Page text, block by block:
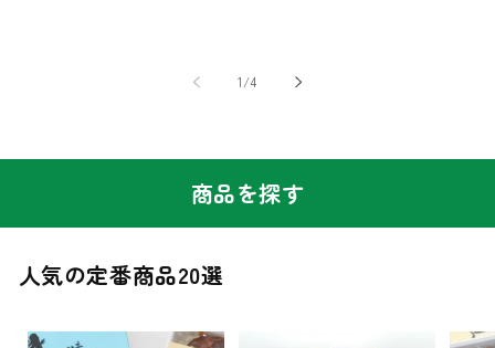
1/の
4
商品を探す
人気の定番商品20選